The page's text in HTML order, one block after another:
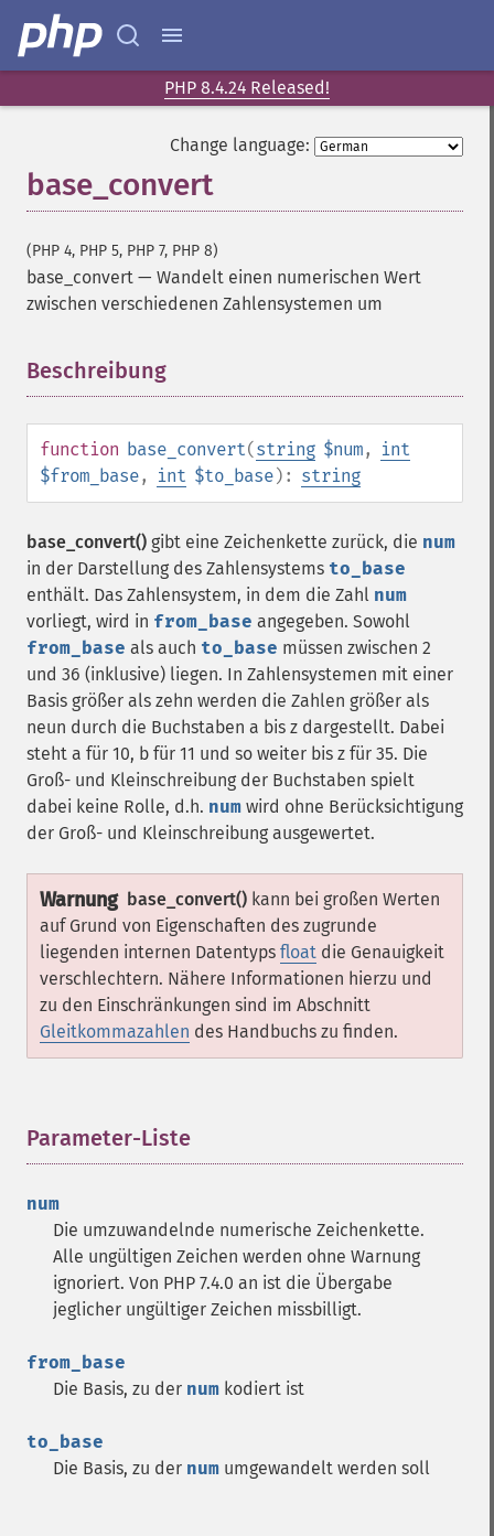
PHP 8.4.24 Released!
Change language:
base_convert
(PHP 4, PHP 5, PHP 7, PHP 8)
base_convert — Wandelt einen numerischen Wert
zwischen verschiedenen Zahlensystemen um
Beschreibung
function base_convert(string $num,
int
$from_base, int $to_base): string
base_convert() gibt eine Zeichenkette zurück, die num
in der Darstellung des Zahlensystems to_base
enthält. Das Zahlensystem, in dem die Zahl num
vorliegt, wird in from_base angegeben. Sowohl
from_base als auch to_base müssen zwischen 2
und 36 (inklusive) liegen. In Zahlensystemen mit einer
Basis größer als zehn werden die Zahlen größer als
neun durch die Buchstaben a bis z dargestellt. Dabei
steht a für 10, b für 11 und so weiter bis z für 35. Die
Groß- und Kleinschreibung der Buchstaben spielt
dabei keine Rolle, d.h. num wird ohne Berücksichtigung
der Groß- und Kleinschreibung ausgewertet.
Warnung base_convert() kann bei großen Werten
auf Grund von Eigenschaften des zugrunde
liegenden internen Datentyps float die Genauigkeit
verschlechtern. Nähere Informationen hierzu und
zu den Einschränkungen sind im Abschnitt
Gleitkommazahlen des Handbuchs zu finden.
Parameter-Liste
num
Die umzuwandelnde numerische Zeichenkette.
Alle ungültigen Zeichen werden ohne Warnung
ignoriert. Von PHP 7.4.0 an ist die Übergabe
jeglicher ungültiger Zeichen missbilligt.
from_base
Die Basis, zu der num kodiert ist
to_base
Die Basis, zu der num umgewandelt werden soll